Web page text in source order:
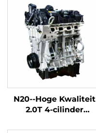
N20--Hoge Kwaliteit
2.0T 4-cilinder
Fabriek Hermaakt